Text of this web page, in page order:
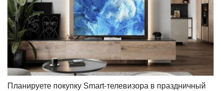
Планируете покупку Smart-телевизора в праздничный